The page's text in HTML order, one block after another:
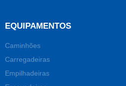
EQUIPAMENTOS
Caminhões
Carregadeiras
Empilhadeiras